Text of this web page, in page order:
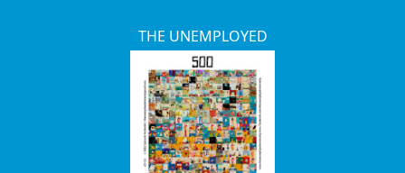
THE UNEMPLOYED